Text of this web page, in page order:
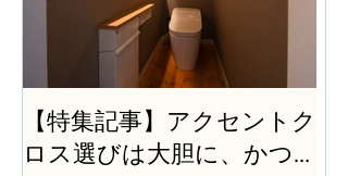
【特集記事】アクセントク
ロス選びは大胆に、かつ